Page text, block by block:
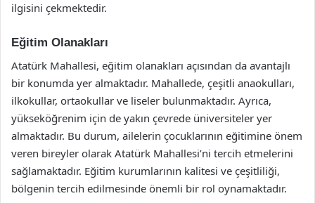
ilgisini çekmektedir.
Eğitim Olanakları
Atatürk Mahallesi, eğitim olanakları açısından da avantajlı
bir konumda yer almaktadır. Mahallede, çeşitli anaokulları,
ilkokullar, ortaokullar ve liseler bulunmaktadır. Ayrıca,
yükseköğrenim için de yakın çevrede üniversiteler yer
almaktadır. Bu durum, ailelerin çocuklarının eğitimine önem
veren bireyler olarak Atatürk Mahallesi’ni tercih etmelerini
sağlamaktadır. Eğitim kurumlarının kalitesi ve çeşitliliği,
bölgenin tercih edilmesinde önemli bir rol oynamaktadır.